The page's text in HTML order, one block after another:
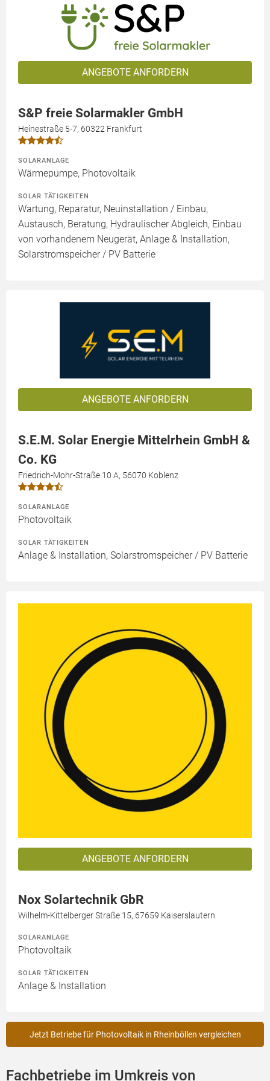
ANGEBOTE ANFORDERN
S&P freie Solarmakler GmbH
Heinestraße 5-7, 60322 Frankfurt
SOLARANLAGE
Wärmepumpe, Photovoltaik
SOLAR TÄTIGKEITEN
Wartung, Reparatur, Neuinstallation / Einbau,
Austausch, Beratung, Hydraulischer Abgleich, Einbau
von vorhandenem Neugerät, Anlage & Installation,
Solarstromspeicher / PV Batterie
ANGEBOTE ANFORDERN
S.E.M. Solar Energie Mittelrhein GmbH &
Co. KG
Friedrich-Mohr-Straße 10 A, 56070 Koblenz
SOLARANLAGE
Photovoltaik
SOLAR TÄTIGKEITEN
Anlage & Installation, Solarstromspeicher / PV Batterie
ANGEBOTE ANFORDERN
Nox Solartechnik GbR
Wilhelm-Kittelberger Straße 15, 67659 Kaiserslautern
SOLARANLAGE
Photovoltaik
SOLAR TÄTIGKEITEN
Anlage & Installation
Jetzt Betriebe für Photovoltaik in Rheinböllen vergleichen
Fachbetriebe im Umkreis von